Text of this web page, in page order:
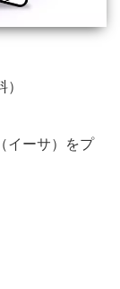
イーサ）をプ